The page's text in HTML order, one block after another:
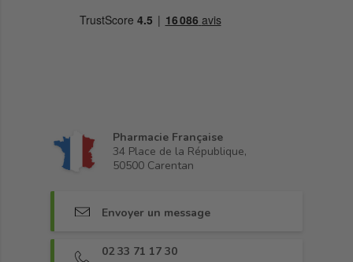
Pharmacie Française
34 Place de la République,
50500 Carentan
Envoyer un message
02 33 71 17 30